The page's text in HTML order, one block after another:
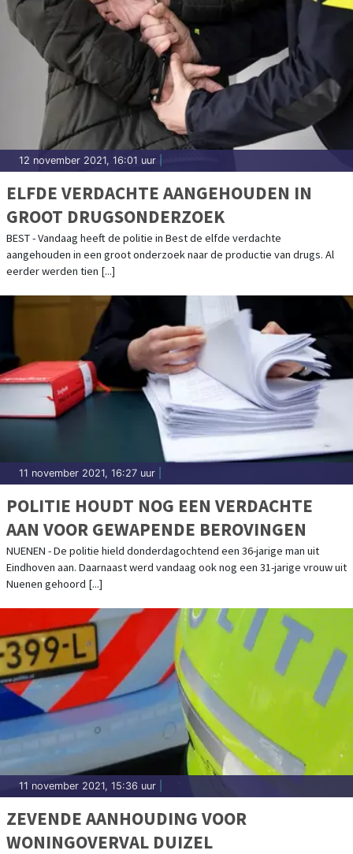
12 november 2021, 16:01 uur
ELFDE VERDACHTE AANGEHOUDEN IN
GROOT DRUGSONDERZOEK
BEST - Vandaag heeft de politie in Best de elfde verdachte
aangehouden in een groot onderzoek naar de productie van drugs. Al
eerder werden tien [...]
11 november 2021, 16:27 uur
POLITIE HOUDT NOG EEN VERDACHTE
AAN VOOR GEWAPENDE BEROVINGEN
NUENEN - De politie hield donderdagochtend een 36-jarige man uit
Eindhoven aan. Daarnaast werd vandaag ook nog een 31-jarige vrouw uit
Nuenen gehoord [...]
11 november 2021, 15:36 uur
ZEVENDE AANHOUDING VOOR
WONINGOVERVAL DUIZEL